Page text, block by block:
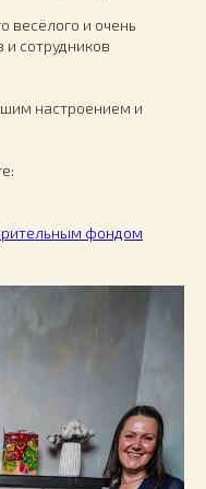
весёлого и очень
сотрудников
настроением и
фондом